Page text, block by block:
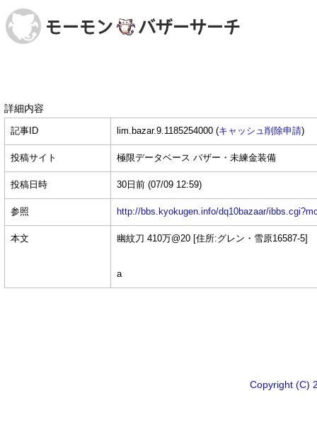
詳細内容
記事ID lim.bazar.9.1185254000 (キャッシュ削除申請)
投稿サイト 極限データベース バザー・未練金装備
投稿日時 30日前 (07/09 12:59)
参照 http://bbs.kyokugen.info/dq10bazaar/
本文 幽紋刀 410万@20 [住所:グレン・雪原16587-5]
a
Copyright (C)